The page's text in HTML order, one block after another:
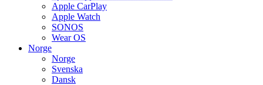
Apple CarPlay
Apple Watch
SONOS
Wear OS
Norge
Norge
Svenska
Dansk